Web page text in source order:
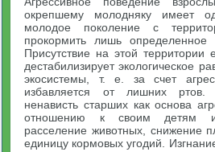
окрепшему молодняку имеет
молодое поколение с
прокормить лишь определенное
Присутствие на этой территории
дестабилизирует экологическое
экосистемы, т. е. за счет
избавляется от лишних
ненависть старших как основа
отношению к своим детям
расселение животных, снижение
единицу кормовых угодий.